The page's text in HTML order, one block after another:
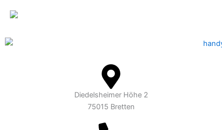
springen
Inhalt
Diedelsheimer Höhe 2
75015 Bretten